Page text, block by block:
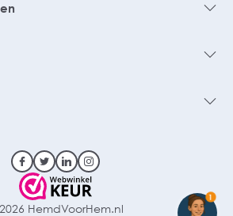
HemdVoorHem.nl
1